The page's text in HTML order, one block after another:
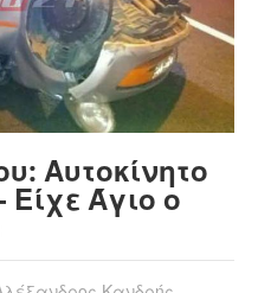
Αυτοκίνητο
Άγιο ο